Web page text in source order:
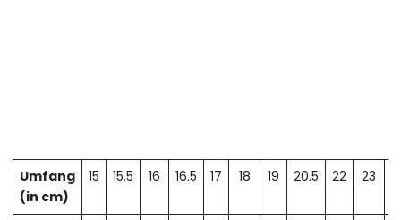
Umfang
(in cm)
15 15.5 16 16.5 17 18 19 20.5 22 23